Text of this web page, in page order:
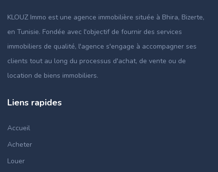
KLOUZ Immo est une agence immobilière située à Bhira, Bizerte,
en Tunisie. Fondée avec l'objectif de fournir des services
immobiliers de qualité, l'agence s'engage à accompagner ses
clients tout au long du processus d'achat, de vente ou de
location de biens immobiliers.
Liens rapides
Accueil
Acheter
Louer